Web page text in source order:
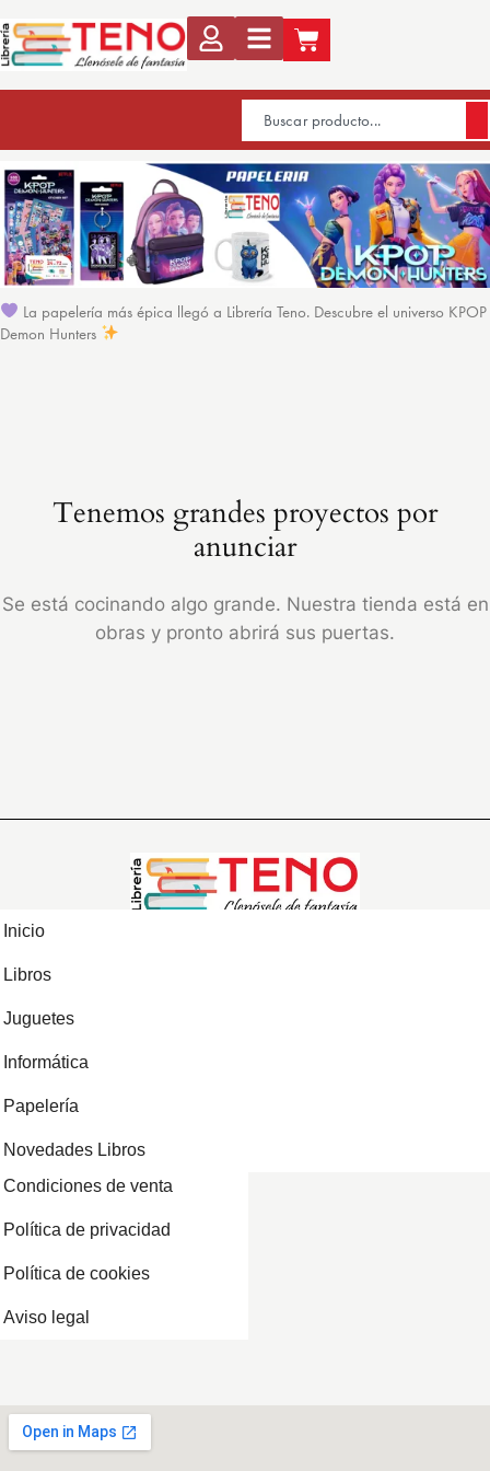
La papelería más épica llegó a Librería Teno. Descubre el universo KPOP
Demon Hunters
Tenemos grandes proyectos por
anunciar
Se está cocinando algo grande. Nuestra tienda está en
obras y pronto abrirá sus puertas.
Inicio
Libros
Juguetes
Informática
Papelería
Novedades Libros
Condiciones de venta
Política de privacidad
Política de cookies
Aviso legal